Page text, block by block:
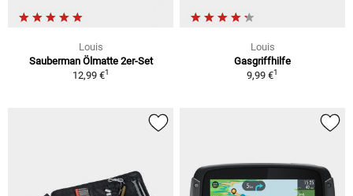
Louis
Sauberman Ölmatte 2er-Set
12,99 €1
Louis
Gasgriffhilfe
9,99 €1